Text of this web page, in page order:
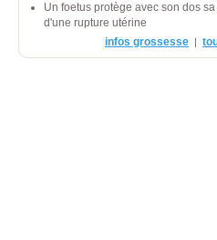
Un foetus protège avec son dos
d'une rupture utérine
infos grossesse |